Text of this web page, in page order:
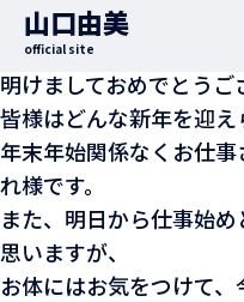
山口由美
official site
2007年1月3日
謹賀新年
明けましておめでとうご
皆様はどんな新年を迎え
年末年始関係なくお仕
れ様です。
また、明日から仕事始
思いますが、
お体にはお気をつけて